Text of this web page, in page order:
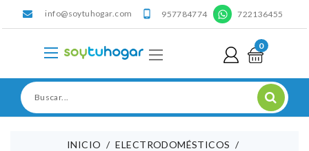
info@soytuhogar.com  957784774 ' 722136455
0
INICIO
ELECTRODOMÉSTICOS